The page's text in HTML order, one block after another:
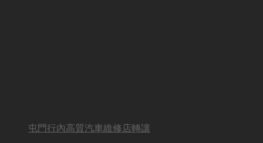
屯門行內高質汽車維修店轉讓